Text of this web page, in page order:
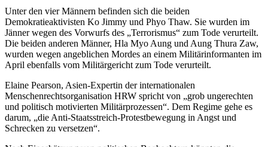
Unter den vier Männern befinden sich die beiden
Demokratieaktivisten Ko Jimmy und Phyo Thaw. Sie wurden im
Jänner wegen des Vorwurfs des „Terrorismus“ zum Tode verurteilt.
Die beiden anderen Männer, Hla Myo Aung und Aung Thura Zaw,
wurden wegen angeblichen Mordes an einem Militärinformanten im
April ebenfalls vom Militärgericht zum Tode verurteilt.
Elaine Pearson, Asien-Expertin der internationalen
Menschenrechtsorganisation HRW spricht von „grob ungerechten
und politisch motivierten Militärprozessen“. Dem Regime gehe es
darum, „die Anti-Staatsstreich-Protestbewegung in Angst und
Schrecken zu versetzen“.